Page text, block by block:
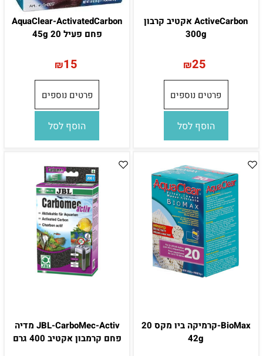
ActiveCarbon אקטיב קרבון
300g
₪25
פרטים נוספים
הוסף לסל
AquaClear-ActivatedCarbon
פחם פעיל 20 45g
₪15
פרטים נוספים
הוסף לסל
BioMax-קרמיקה ביו מקס 20
42g
JBL-CarboMec-Activ מדיה
פחם קרמבון אקטיב 400 גרם